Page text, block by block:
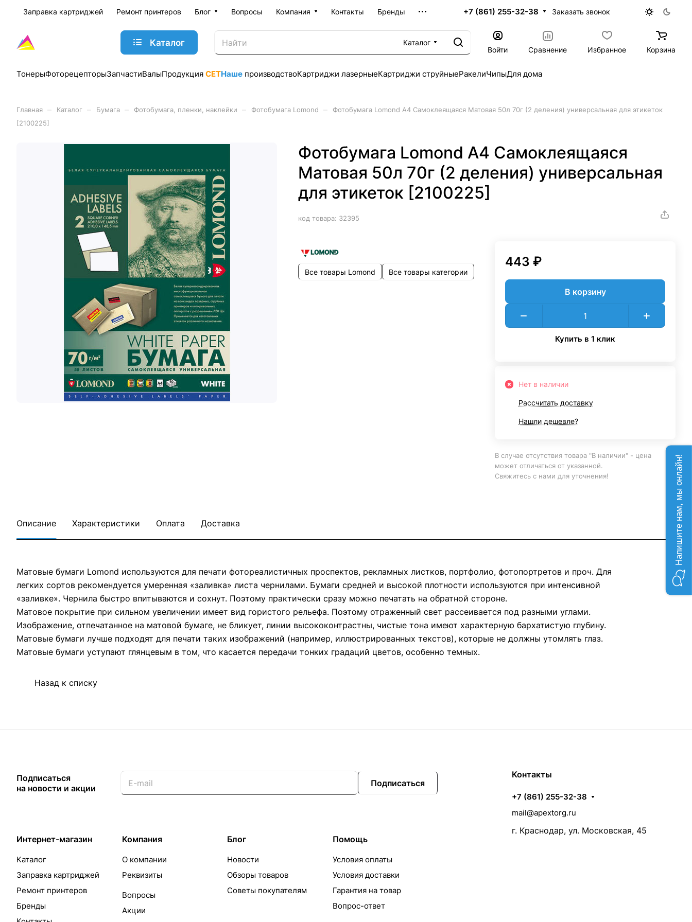
Заправка картриджей Ремонт принтеров Блог Вопросы Компания Контакты Бренды +7 (861) 255-32-38 Заказать звонок
Каталог
Каталог
Войти
Сравнение Избранное Корзина
ТонерыФоторецепторыЗапчастиВалыПродукция CETНаше производствоКартриджи лазерныеКартриджи струйныеРакелиЧипыДля дома
Главная Каталог Бумага Фотобумага, пленки, наклейки Фотобумага Lomond
Фотобумага Lomond A4 Самоклеящаяся Матовая 50л 70г (2 деления) универсальная для этикеток
[2100225]
Фотобумага Lomond A4 Самоклеящаяся
Матовая 50л 70г (2 деления) универсальная
для этикеток [2100225]
код товара: 32395
Все товары Lomond Все товары категории
443 ₽
В корзину
Купить в 1 клик
Нет в наличии
Рассчитать доставку
Нашли дешевле?
В случае отсутствия товара "В наличии" - цена
может отличаться от указанной.
Свяжитесь с нами для уточнения!
Описание Характеристики Оплата Доставка
Матовые бумаги Lomond используются для печати фотореалистичных проспектов, рекламных листков, портфолио, фотопортретов и проч. Для
легких сортов рекомендуется умеренная «заливка» листа чернилами. Бумаги средней и высокой плотности используются при интенсивной
«заливке». Чернила быстро впитываются и сохнут. Поэтому практически сразу можно печатать на обратной стороне.
Матовое покрытие при сильном увеличении имеет вид гористого рельефа. Поэтому отраженный свет рассеивается под разными углами.
Изображение, отпечатанное на матовой бумаге, не бликует, линии высококонтрастны, чистые тона имеют характерную бархатистую глубину.
Матовые бумаги лучше подходят для печати таких изображений (например, иллюстрированных текстов), которые не должны утомлять глаз.
Матовые бумаги уступают глянцевым в том, что касается передачи тонких градаций цветов, особенно темных.
Назад к списку
Подписаться
на новости и акции
Подписаться
Интернет-магазин
Каталог
Заправка картриджей
Ремонт принтеров
Бренды
Компания
О компании
Реквизиты
Вопросы
Акции
Блог
Новости
Обзоры товаров
Советы покупателям
Помощь
Условия оплаты
Условия доставки
Гарантия на товар
Вопрос-ответ
Контакты
+7 (861) 255-32-38
mail@apextorg.ru
г. Краснодар, ул. Московская, 45
Напишите нам, мы онлайн!